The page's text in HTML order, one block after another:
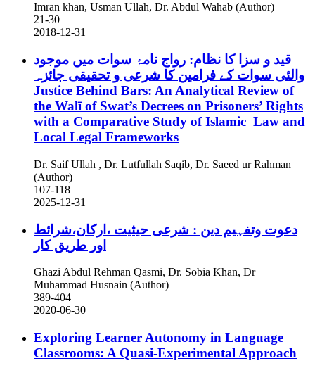
Imran khan, Usman Ullah, Dr. Abdul Wahab (Author)
21-30
2018-12-31
قید و سزا کا نظام: رواج نامۂ سوات میں موجود
والئی سوات کے فرامین کا شرعی و تحقیقی جائزہ
Justice Behind Bars: An Analytical Review of
the Walī of Swat’s Decrees on Prisoners’ Rights
with a Comparative Study of Islamic Law and
Local Legal Frameworks
Dr. Saif Ullah , Dr. Lutfullah Saqib, Dr. Saeed ur Rahman
(Author)
107-118
2025-12-31
دعوت وتفہیم دین : شرعی حیثیت ،ارکان،شرائط
اور طریق کار
Ghazi Abdul Rehman Qasmi, Dr. Sobia Khan, Dr
Muhammad Husnain (Author)
389-404
2020-06-30
Exploring Learner Autonomy in Language
Classrooms: A Quasi-Experimental Approach